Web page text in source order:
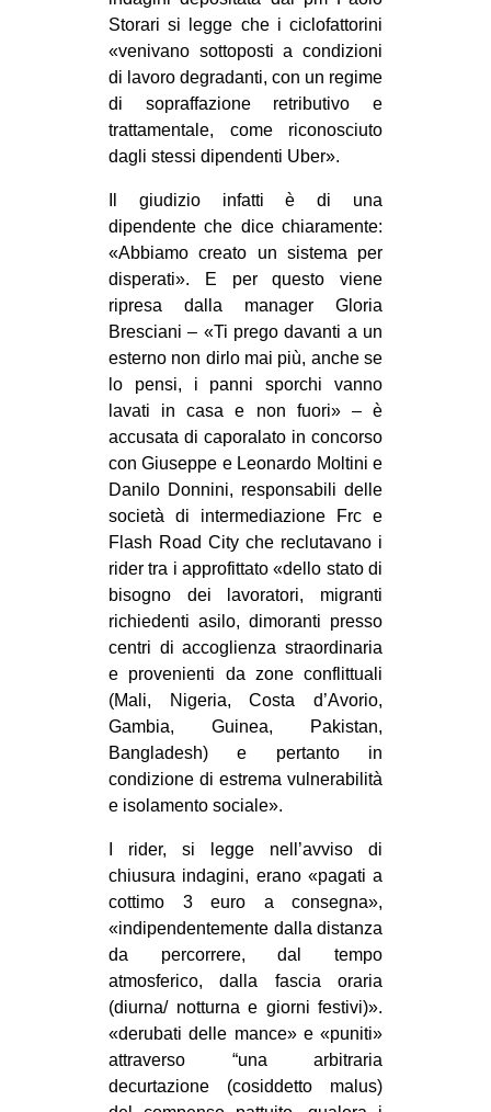
EUROPA
MEDIO ORIENTE
MONDO
EVENTI
in
Fb
tw
bsky
ms
SEARCH
Storari si legge che i ciclofattorini
«venivano sottoposti a condizioni
di lavoro degradanti, con un regime
di sopraffazione retributivo e
trattamentale, come riconosciuto
dagli stessi dipendenti Uber».
Il giudizio infatti è di una
dipendente che dice chiaramente:
«Abbiamo creato un sistema per
disperati». E per questo viene
ripresa dalla manager Gloria
Bresciani – «Ti prego davanti a un
esterno non dirlo mai più, anche se
lo pensi, i panni sporchi vanno
lavati in casa e non fuori» – è
accusata di caporalato in concorso
con Giuseppe e Leonardo Moltini e
Danilo Donnini, responsabili delle
società di intermediazione Frc e
Flash Road City che reclutavano i
rider tra i approfittato «dello stato di
bisogno dei lavoratori, migranti
richiedenti asilo, dimoranti presso
centri di accoglienza straordinaria
e provenienti da zone conflittuali
(Mali, Nigeria, Costa d’Avorio,
Gambia, Guinea, Pakistan,
Bangladesh) e pertanto in
condizione di estrema vulnerabilità
e isolamento sociale».
I rider, si legge nell’avviso di
chiusura indagini, erano «pagati a
cottimo 3 euro a consegna»,
«indipendentemente dalla distanza
da percorrere, dal tempo
atmosferico, dalla fascia oraria
(diurna/ notturna e giorni festivi)».
«derubati delle mance» e «puniti»
attraverso “una arbitraria
decurtazione (cosiddetto malus)